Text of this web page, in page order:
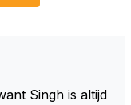
Singh is altijd